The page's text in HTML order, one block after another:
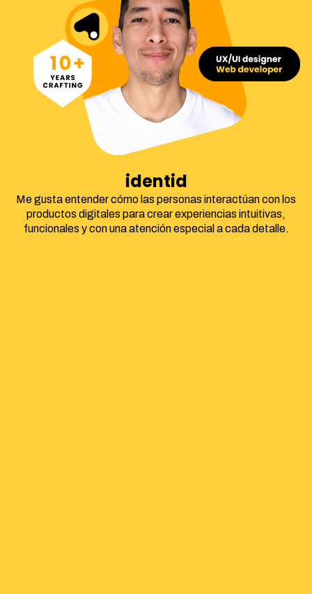
identidad corpora
Me gusta entender cómo las personas interactúan con los
productos digitales para crear experiencias intuitivas,
funcionales y con una atención especial a cada detalle.